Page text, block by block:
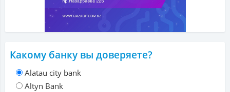
Какому банку вы доверяете?
Alatau city bank
Altyn Bank